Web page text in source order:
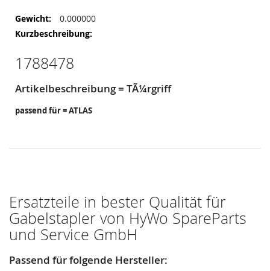
Mehr
Informationen
0.000000
1788478
Artikelbeschreibung = TÃ¼rgriff
passend für = ATLAS
Ersatzteile in bester Qualität für
Gabelstapler von HyWo SpareParts
und Service GmbH
Passend für folgende Hersteller: